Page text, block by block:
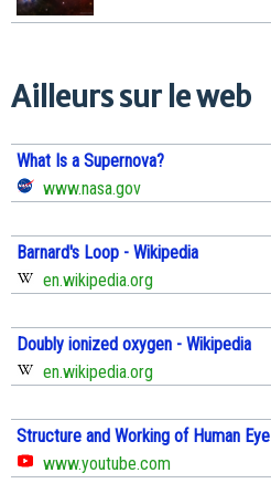
Ailleurs sur le web
What Is a Supernova?
www.nasa.gov
Barnard's Loop - Wikipedia
en.wikipedia.org
Doubly ionized oxygen - Wikipedia
en.wikipedia.org
Structure and Working of Human Eye
www.youtube.com